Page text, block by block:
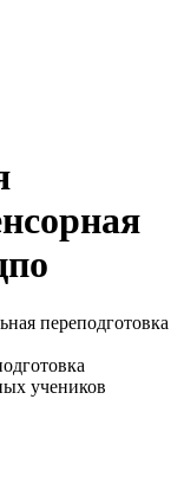
переподготовка
учеников